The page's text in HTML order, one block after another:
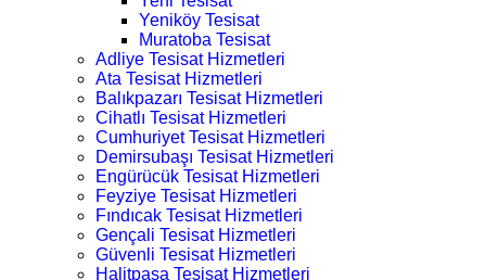
Yeniköy Tesisat
Muratoba Tesisat
Adliye Tesisat Hizmetleri
Ata Tesisat Hizmetleri
Balıkpazarı Tesisat Hizmetleri
Cihatlı Tesisat Hizmetleri
Cumhuriyet Tesisat Hizmetleri
Demirsubaşı Tesisat Hizmetleri
Engürücük Tesisat Hizmetleri
Feyziye Tesisat Hizmetleri
Fındıcak Tesisat Hizmetleri
Gençali Tesisat Hizmetleri
Güvenli Tesisat Hizmetleri
Halitpaşa Tesisat Hizmetleri